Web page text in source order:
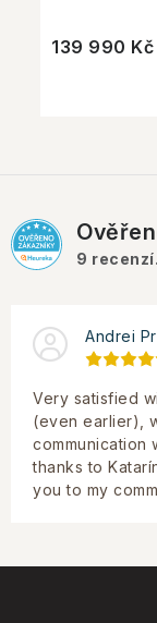
139 990 Kč
9 recenzí.
Andrei
Very satisfied
(even earlier),
communication
thanks to
you to my